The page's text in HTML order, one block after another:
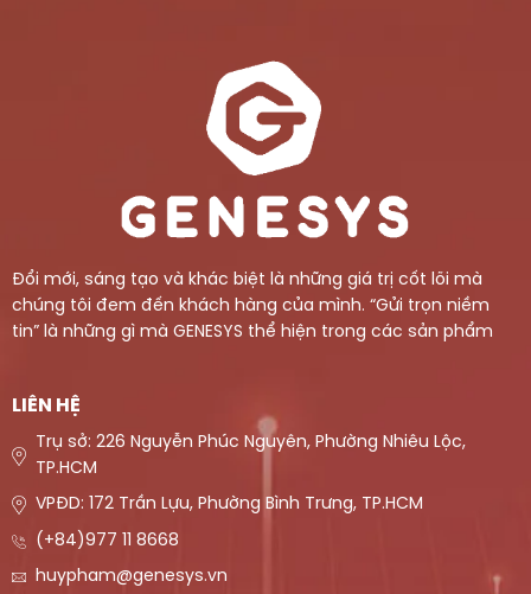
Đổi mới, sáng tạo và khác biệt là những giá trị cốt lõi mà
chúng tôi đem đến khách hàng của mình. “Gửi trọn niềm
tin” là những gì mà GENESYS thể hiện trong các sản phẩm
LIÊN HỆ
Trụ sở: 226 Nguyễn Phúc Nguyên, Phường Nhiêu Lộc,
TP.HCM
VPĐD: 172 Trần Lựu, Phường Bình Trưng, TP.HCM
(+84)977 11 8668
huypham@genesys.vn